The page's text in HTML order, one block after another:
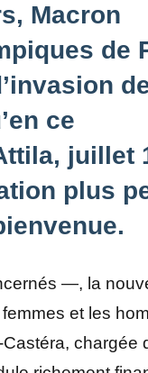
Macron
de
ce
juillet
plus
—, la
et les
chargée